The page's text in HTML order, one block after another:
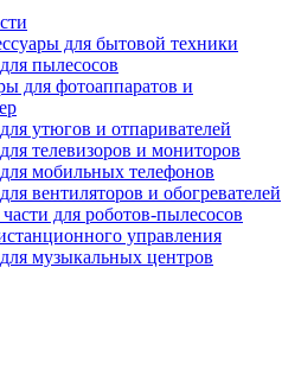
для бытовой техники
пылесосов
для фотоаппаратов и
утюгов и отпаривателей
телевизоров и мониторов
мобильных телефонов
вентиляторов и обогревателей
для роботов-пылесосов
управления
музыкальных центров